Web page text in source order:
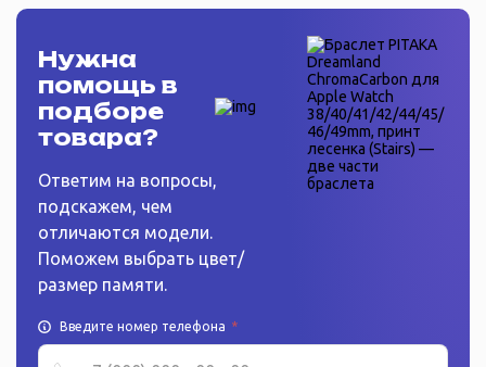
Нужна
помощь в
подборе
товара?
Ответим на вопросы,
подскажем, чем
отличаются модели.
Поможем выбрать цвет/
размер памяти.
Введите номер телефона *